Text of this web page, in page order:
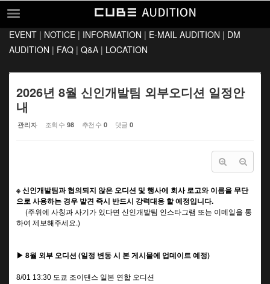
EVENT
INFORMATION
E-MAIL AUDITION
DM AUDITION
LOCATION
EVENT | NOTICE | INFORMATION | E-MAIL AUDITION | DM
AUDITION | FAQ | Q&A | LOCATION
2026년 8월 신인개발팀 외부오디션 일정안
내
관리자 조회 수 98 추천 수 0 댓글 0
※ 신인개발팀과 협의되지 않은 오디션 및 행사에 회사 로고와 이름을 무단
으로 사용하는 경우 발견 즉시 반드시 강력대응 할 예정입니다.
(주위에 사칭과 사기가 있다면 신인개발팀 인스타그램 또는 이메일을 통
하여 제보해주세요.)
▶ 8월 외부 오디션 (일정 변동 시 본 게시물에 업데이트 예정)
8/01 13:30 도쿄 조이댄스 일본 연합 오디션